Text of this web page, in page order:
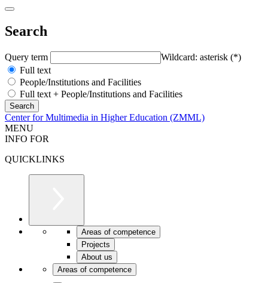
Search
Query term
Wildcard: asterisk (*)
Full text
People/Institutions and Facilities
Full text + People/Institutions and Facilities
Center for Multimedia in Higher Education (ZMML)
MENU
INFO FOR
QUICKLINKS
Areas of competence
Projects
About us
Areas of competence